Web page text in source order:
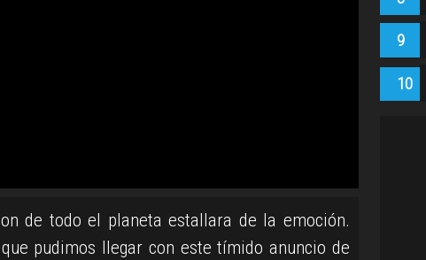
de todo el planeta estallara de la emoción.
pudimos llegar con este tímido anuncio de
9
10